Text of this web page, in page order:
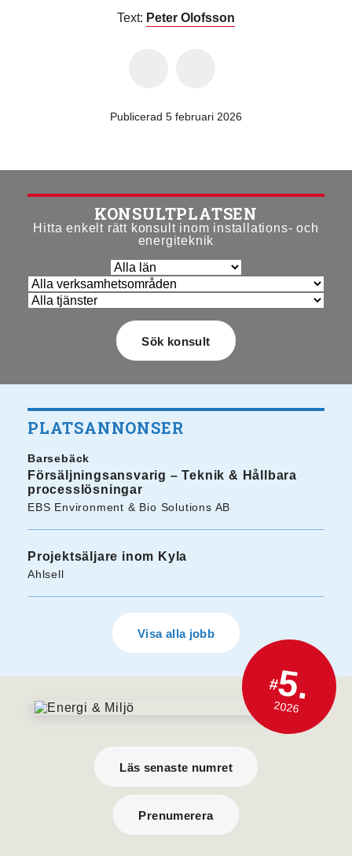
Text: Peter Olofsson
Publicerad 5 februari 2026
KONSULTPLATSEN
Hitta enkelt rätt konsult inom installations- och
energiteknik
PLATSANNONSER
Barsebäck
Försäljningsansvarig – Teknik & Hållbara
processlösningar
EBS Environment & Bio Solutions AB
Projektsäljare inom Kyla
Ahlsell
Visa alla jobb
#5.
2026
Läs senaste numret
Prenumerera